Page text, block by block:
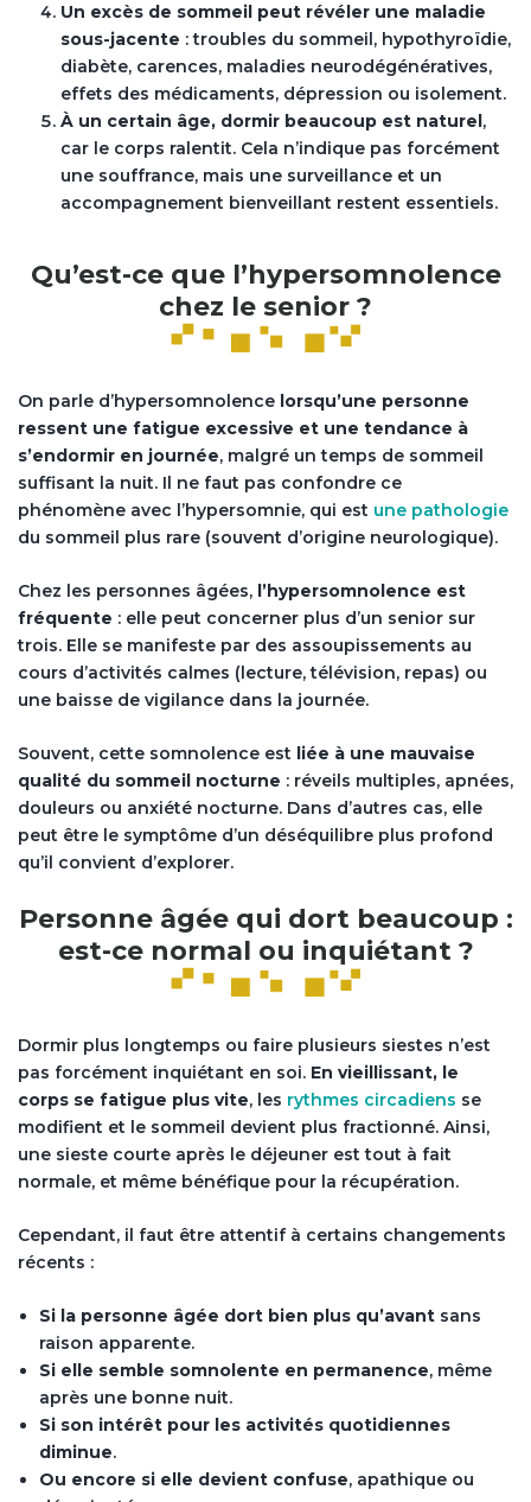
Un excès de sommeil peut révéler une maladie
sous-jacente : troubles du sommeil, hypothyroïdie,
diabète, carences, maladies neurodégénératives,
effets des médicaments, dépression ou isolement.
À un certain âge, dormir beaucoup est naturel ,
car le corps ralentit. Cela n’indique pas forcément
une souffrance, mais une surveillance et un
accompagnement bienveillant restent essentiels.
Qu’est-ce que l’hypersomnolence
chez le senior ?
On parle d’hypersomnolence lorsqu’une personne
ressent une fatigue excessive et une tendance à
s’endormir en journée, malgré un temps de sommeil
suffisant la nuit. Il ne faut pas confondre ce
phénomène avec l’hypersomnie, qui est une pathologie
du sommeil plus rare (souvent d’origine neurologique).
Chez les personnes âgées, l’hypersomnolence est
fréquente : elle peut concerner plus d’un senior sur
trois. Elle se manifeste par des assoupissements au
cours d’activités calmes (lecture, télévision, repas) ou
une baisse de vigilance dans la journée.
Souvent, cette somnolence est liée à une mauvaise
qualité du sommeil nocturne : réveils multiples, apnées,
douleurs ou anxiété nocturne. Dans d’autres cas, elle
peut être le symptôme d’un déséquilibre plus profond
qu’il convient d’explorer.
Personne âgée qui dort beaucoup :
est-ce normal ou inquiétant ?
Dormir plus longtemps ou faire plusieurs siestes n’est
pas forcément inquiétant en soi. En vieillissant, le
corps se fatigue plus vite, les rythmes circadiens se
modifient et le sommeil devient plus fractionné. Ainsi,
une sieste courte après le déjeuner est tout à fait
normale, et même bénéfique pour la récupération.
Cependant, il faut être attentif à certains changements
récents :
Si la personne âgée dort bien plus qu’avant sans
raison apparente.
Si elle semble somnolente en permanence, même
après une bonne nuit.
Si son intérêt pour les activités quotidiennes
diminue.
Ou encore si elle devient confuse, apathique ou